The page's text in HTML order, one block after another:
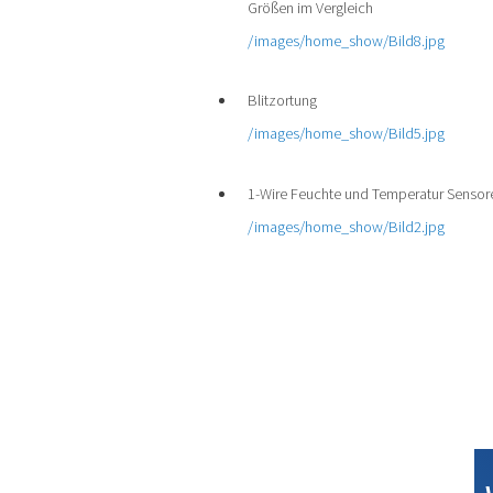
Größen im Vergleich
/images/home_show/Bild8.jpg
Blitzortung
/images/home_show/Bild5.jpg
1-Wire Feuchte und Temperatur
/images/home_show/Bild2.jpg